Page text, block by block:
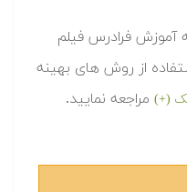
آموزش فرادرس فیلم
از روش های بهینه
(+) مراجعه نمایید.